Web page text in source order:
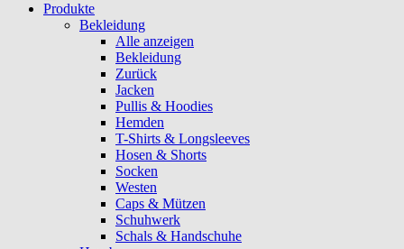
Produkte
Bekleidung
Alle anzeigen
Bekleidung
Zurück
Jacken
Pullis & Hoodies
Hemden
T-Shirts & Longsleeves
Hosen & Shorts
Socken
Westen
Caps & Mützen
Schuhwerk
Schals & Handschuhe